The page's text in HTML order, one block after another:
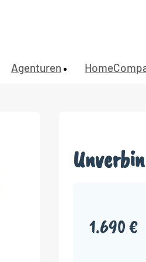
Agenturen
1.690 €